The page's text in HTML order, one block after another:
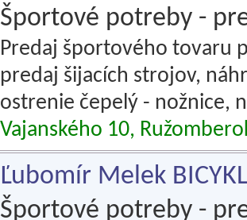
Športové potreby -
Predaj športového tovaru
predaj šijacích strojov,
ostrenie čepelý - nožnice,
Vajanského 10,
Ľubomír Melek
Športové potreby -